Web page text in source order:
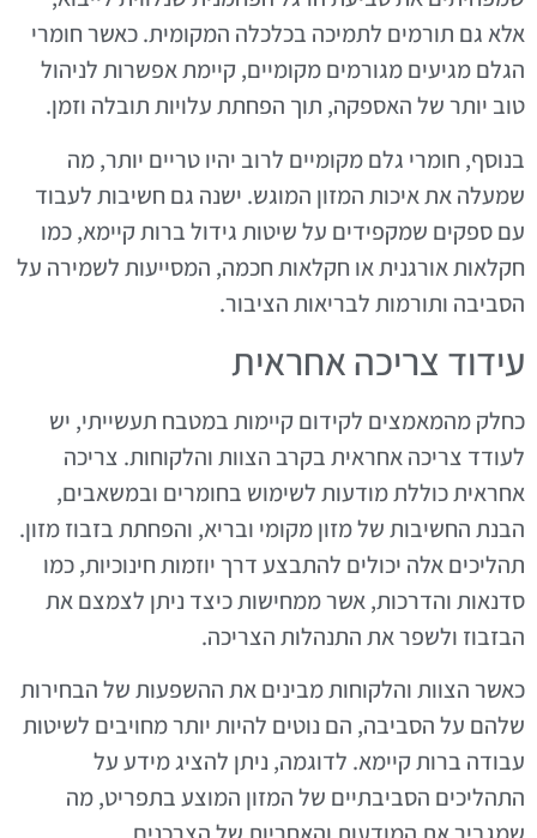
אלא גם תורמים לתמיכה בכלכלה המקומית. כאשר חומרי
הגלם מגיעים מגורמים מקומיים, קיימת אפשרות לניהול
טוב יותר של האספקה, תוך הפחתת עלויות תובלה וזמן.
בנוסף, חומרי גלם מקומיים לרוב יהיו טריים יותר, מה
שמעלה את איכות המזון המוגש. ישנה גם חשיבות לעבוד
עם ספקים שמקפידים על שיטות גידול ברות קיימא, כמו
חקלאות אורגנית או חקלאות חכמה, המסייעות לשמירה על
הסביבה ותורמות לבריאות הציבור.
עידוד צריכה אחראית
כחלק מהמאמצים לקידום קיימות במטבח תעשייתי, יש
לעודד צריכה אחראית בקרב הצוות והלקוחות. צריכה
אחראית כוללת מודעות לשימוש בחומרים ובמשאבים,
הבנת החשיבות של מזון מקומי ובריא, והפחתת בזבוז מזון.
תהליכים אלה יכולים להתבצע דרך יוזמות חינוכיות, כמו
סדנאות והדרכות, אשר ממחישות כיצד ניתן לצמצם את
הבזבוז ולשפר את התנהלות הצריכה.
כאשר הצוות והלקוחות מבינים את ההשפעות של הבחירות
שלהם על הסביבה, הם נוטים להיות יותר מחויבים לשיטות
עבודה ברות קיימא. לדוגמה, ניתן להציג מידע על
התהליכים הסביבתיים של המזון המוצע בתפריט, מה